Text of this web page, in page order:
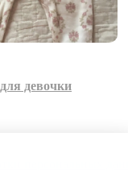
девочки
персональных